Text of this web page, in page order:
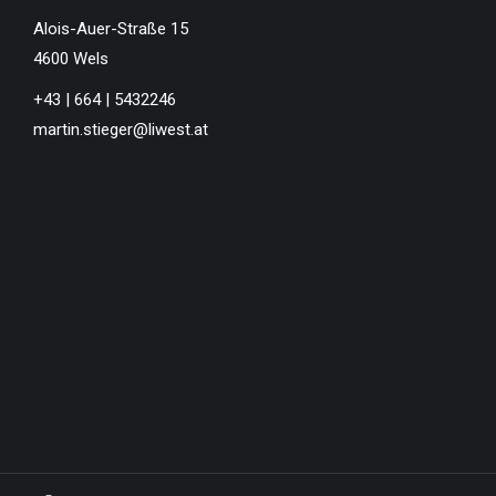
Alois-Auer-Straße 15
4600 Wels
+43 | 664 | 5432246
martin.stieger@liwest.at